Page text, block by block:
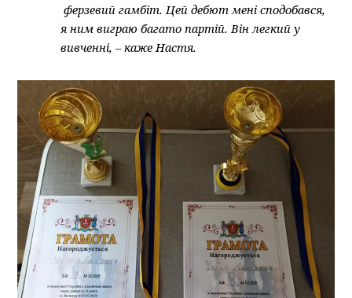
ферзевий гамбіт. Цей дебют мені сподобався,
я ним виграю багато партій. Він легкий у
вивченні, – каже Настя.